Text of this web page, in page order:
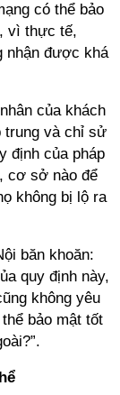
có thể bảo
vì thực tế,
nhận được khá
của khách
và chỉ sử
định của pháp
cơ sở nào để
không bị lộ ra
băn khoăn:
quy định này,
không yêu
bảo mật tốt